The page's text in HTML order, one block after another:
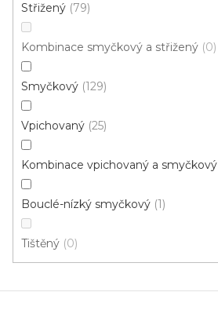
Střižený 79
Kombinace smyčkový a střižený 0
Smyčkový 129
Vpichovaný 25
Kombinace vpichovaný a smyčkový
Bouclé-nízký smyčkový 1
Tištěný 0
4 m